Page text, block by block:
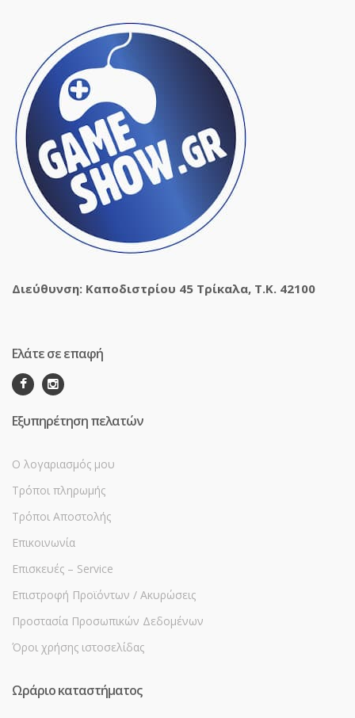
Διεύθυνση: Καποδιστρίου 45 Τρίκαλα, Τ.Κ. 42100
Ελάτε σε επαφή
Εξυπηρέτηση πελατών
Ο λογαριασμός μου
Τρόποι πληρωμής
Τρόποι Αποστολής
Επικοινωνία
Επισκευές – Service
Επιστροφή Προϊόντων / Ακυρώσεις
Προστασία Προσωπικών Δεδομένων
Όροι χρήσης ιστοσελίδας
Ωράριο καταστήματος